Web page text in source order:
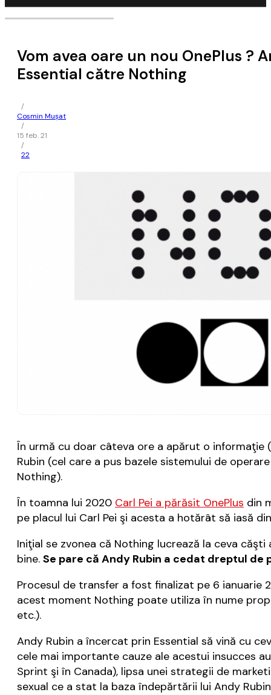
Vom avea oare un nou OnePlus
Essential către Nothing
/
Cosmin Mușat
/
15 feb. 21
/
22
În urmă cu doar câteva ore a apărut o
Rubin (cel care a pus bazele sistemului de
Nothing).
În toamna lui 2020 Carl Pei a părăsit OnePlus din
pe placul lui Carl Pei şi acesta a hotărât să iasă
Iniţial se zvonea că Nothing lucrează la ceva
bine. Se pare că Andy Rubin a cedat dreptul
Procesul de transfer a fost finalizat pe 6 ianuarie
acest moment Nothing poate utiliza în nume
etc.).
Andy Rubin a încercat prin Essential să vină cu
cele mai importante cauze ale acestui insucces
Sprint şi în Canada), lipsa unei strategii de
sexual ce a stat la baza îndepărtării lui Andy